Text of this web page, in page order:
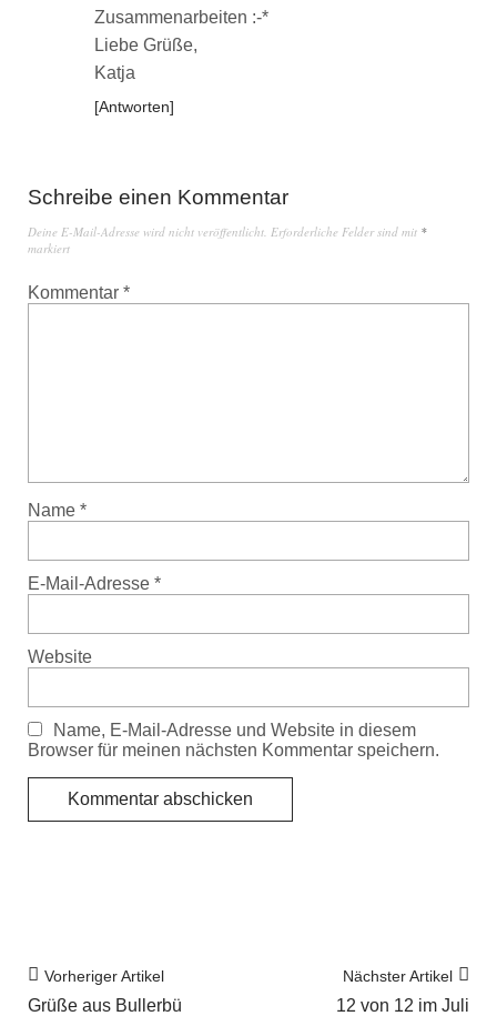
Zusammenarbeiten :-*
Liebe Grüße,
Katja
Antworten
Schreibe einen Kommentar
Deine E-Mail-Adresse wird nicht veröffentlicht. Erforderliche Felder sind mit *
markiert
Kommentar *
Name *
E-Mail-Adresse *
Website
Name, E-Mail-Adresse und Website in diesem
Browser für meinen nächsten Kommentar speichern.
Vorheriger Artikel
Grüße aus Bullerbü
Nächster Artikel
12 von 12 im Juli